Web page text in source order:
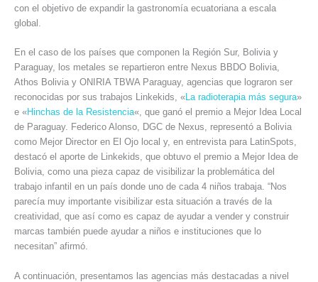
con el objetivo de expandir la gastronomía ecuatoriana a escala
global.
En el caso de los países que componen la Región Sur, Bolivia y
Paraguay, los metales se repartieron entre Nexus BBDO Bolivia,
Athos Bolivia y ONIRIA TBWA Paraguay, agencias que lograron ser
reconocidas por sus trabajos Linkekids, «La radioterapia más segura»
e «Hinchas de la Resistencia«, que ganó el premio a Mejor Idea Local
de Paraguay. Federico Alonso, DGC de Nexus, representó a Bolivia
como Mejor Director en El Ojo local y, en entrevista para LatinSpots,
destacó el aporte de Linkekids, que obtuvo el premio a Mejor Idea de
Bolivia, como una pieza capaz de visibilizar la problemática del
trabajo infantil en un país donde uno de cada 4 niños trabaja. “Nos
parecía muy importante visibilizar esta situación a través de la
creatividad, que así como es capaz de ayudar a vender y construir
marcas también puede ayudar a niños e instituciones que lo
necesitan” afirmó.
A continuación, presentamos las agencias más destacadas a nivel